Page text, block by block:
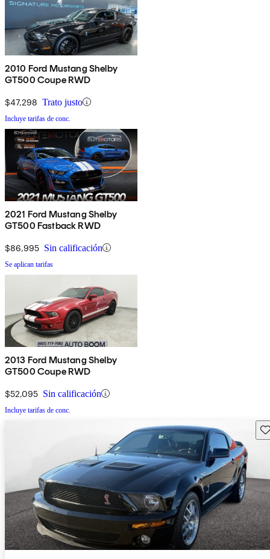
2010 Ford Mustang Shelby
GT500 Coupe RWD
$47,298 Trato justo
Incluye tarifas de conc.
2021 Ford Mustang Shelby
GT500 Fastback RWD
$86,995 Sin calificación
Se aplican tarifas
2013 Ford Mustang Shelby
GT500 Coupe RWD
$52,095 Sin calificación
Incluye tarifas de conc.